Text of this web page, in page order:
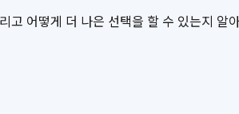
고 어떻게 더 나은 선택을 할 수 있는지 알